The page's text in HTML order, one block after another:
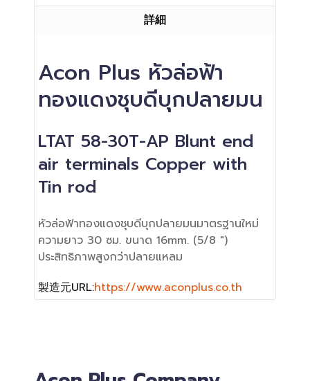
詳細
Acon Plus หัวล่อฟ้า
ทองแดงชุบดีบุกปลายมน
LTAT 58-30T-AP Blunt end
air terminals Copper with
Tin rod
หัวล่อฟ้าทองแดงชุบดีบุกปลายมนมาตรฐานใหม่
ความยาว 30 ซม. ขนาด 16mm. (5/8 ")
ประสิทธิภาพสูงกว่าปลายแหลม
製造元URL:https://www.aconplus.co.th